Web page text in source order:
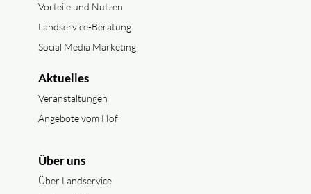
Vorteile und Nutzen
Landservice-Beratung
Social Media Marketing
Aktuelles
Veranstaltungen
Angebote vom Hof
Über uns
Über Landservice